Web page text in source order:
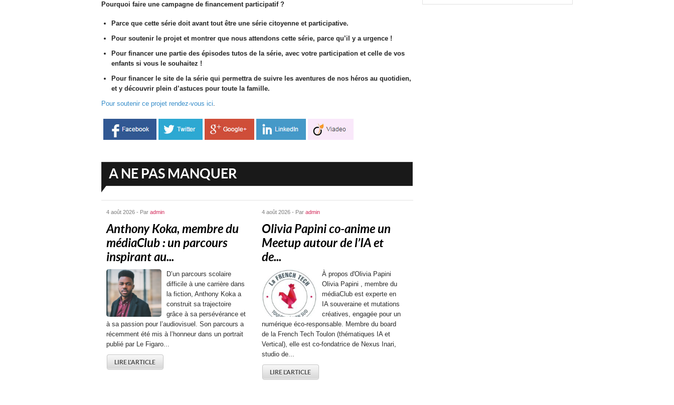
Pourquoi faire une campagne de financement participatif ?
Parce que cette série doit avant tout être une série citoyenne et participative.
Pour soutenir le projet et montrer que nous attendons cette série, parce qu’il y a urgence !
Pour financer une partie des épisodes tutos de la série, avec votre participation et celle de vos
enfants si vous le souhaitez !
Pour financer le site de la série qui permettra de suivre les aventures de nos héros au quotidien,
et y découvrir plein d’astuces pour toute la famille.
Pour soutenir ce projet rendez-vous ici.
A NE PAS MANQUER
4 août 2026 - Par admin
Anthony Koka, membre du
médiaClub : un parcours
inspirant au...
D’un parcours scolaire
difficile à une carrière dans
la fiction, Anthony Koka a
construit sa trajectoire
grâce à sa persévérance et
à sa passion pour l’audiovisuel. Son parcours a
récemment été mis à l’honneur dans un portrait
publié par Le Figaro...
LIRE L'ARTICLE
4 août 2026 - Par admin
Olivia Papini co-anime un
Meetup autour de l’IA et
de...
À propos d'Olivia Papini
Olivia Papini , membre du
médiaClub est experte en
IA souveraine et mutations
créatives, engagée pour un
numérique éco-responsable. Membre du board
de la French Tech Toulon (thématiques IA et
Vertical), elle est co-fondatrice de Nexus Inari,
studio de...
LIRE L'ARTICLE